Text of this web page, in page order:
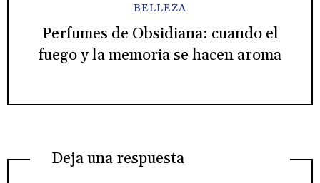
BELLEZA
Perfumes de Obsidiana: cuando el
fuego y la memoria se hacen aroma
Deja una respuesta